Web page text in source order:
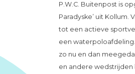
P.W.C. Buitenpost is
Paradyske’ uit
tot een actieve
een
zo nu en dan
en andere wedstrijden